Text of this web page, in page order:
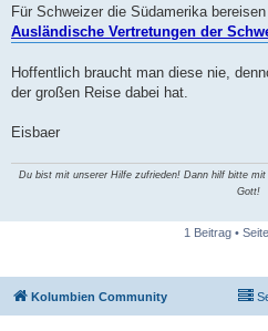
i
r
Für Schweizer die Südamerika
Ausländische Vertretungen der
Hoffentlich braucht man diese nie,
der großen Reise dabei hat.
Eisbaer
Du bist mit unserer Hilfe zufrieden! Dann hilf bitte mit
Gott!
1 Beitrag • Seite
Kolumbien Community